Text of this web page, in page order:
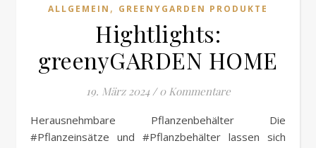
ALLGEMEIN , GREENYGARDEN PRODUKTE
Hightlights:
greenyGARDEN HOME
19. März 2024 / 0 Kommentare
Herausnehmbare Pflanzenbehälter Die
#Pflanzeinsätze und #Pflanzbehälter lassen sich